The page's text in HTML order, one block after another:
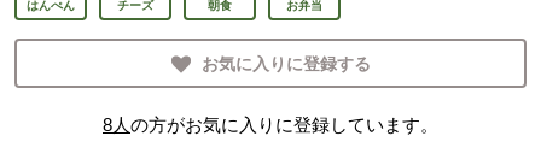
はんぺん チーズ 朝食 お弁当
お気に入りに登録する
8人の方がお気に入りに登録しています。